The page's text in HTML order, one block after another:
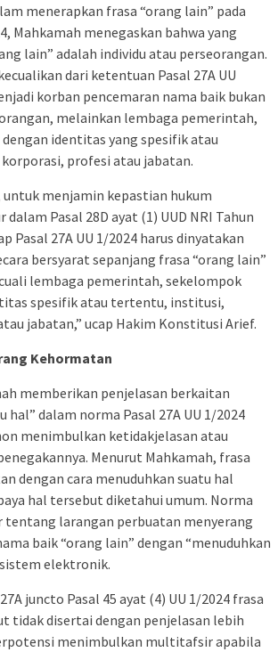
menerapkan frasa “orang lain” pada
Mahkamah menegaskan bahwa yang
lain” adalah individu atau perseorangan.
dari ketentuan Pasal 27A UU
korban pencemaran nama baik bukan
melainkan lembaga pemerintah,
identitas yang spesifik atau
profesi atau jabatan.
untuk menjamin kepastian hukum
Pasal 28D ayat (1) UUD NRI Tahun
Pasal 27A UU 1/2024 harus dinyatakan
bersyarat sepanjang frasa “orang lain”
lembaga pemerintah, sekelompok
spesifik atau tertentu, institusi,
jabatan,” ucap Hakim Konstitusi Arief.
Kehormatan
memberikan penjelasan berkaitan
hal” dalam norma Pasal 27A UU 1/2024
menimbulkan ketidakjelasan atau
Menurut Mahkamah, frasa
dengan cara menuduhkan suatu hal
hal tersebut diketahui umum. Norma
larangan perbuatan menyerang
baik “orang lain” dengan “menuduhkan
elektronik.
juncto Pasal 45 ayat (4) UU 1/2024 frasa
tidak disertai dengan penjelasan lebih
menimbulkan multitafsir apabila